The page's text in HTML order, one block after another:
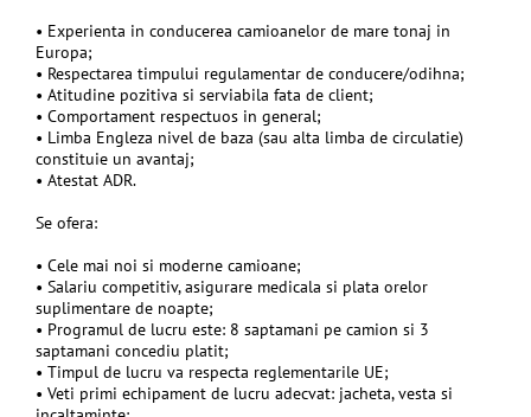
• Experienta in conducerea camioanelor de mare tonaj in
Europa;
• Respectarea timpului regulamentar de conducere/odihna;
• Atitudine pozitiva si serviabila fata de client;
• Comportament respectuos in general;
• Limba Engleza nivel de baza (sau alta limba de circulatie)
constituie un avantaj;
• Atestat ADR.
Se ofera:
• Cele mai noi si moderne camioane;
• Salariu competitiv, asigurare medicala si plata orelor
suplimentare de noapte;
• Programul de lucru este: 8 saptamani pe camion si 3
saptamani concediu platit;
• Timpul de lucru va respecta reglementarile UE;
• Veti primi echipament de lucru adecvat: jacheta, vesta si